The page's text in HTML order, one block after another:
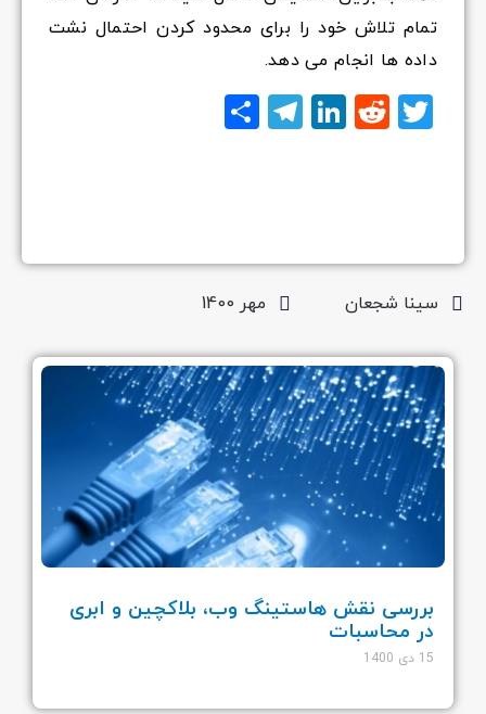
تمام تلاش خود را برای محدود کردن احتمال نشت
داده ها انجام می دهد.
Twitter
Reddit
LinkedIn
Telegram
اشتراک
سینا شجعان مهر 1400
بررسی نقش هاستینگ وب، بلاکچین و ابری
در محاسبات
15 دی 1400